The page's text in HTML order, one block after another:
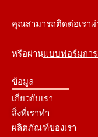
คุณสามารถติดต่อเรา
หรือผ่านแบบฟอร์มกา
ข้อมูล
เกี่ยวกับเรา
สิ่งที่เราทำ
ผลิตภัณฑ์ของเรา